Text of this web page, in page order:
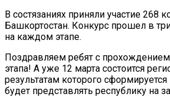
В состязаниях приняли участие 268
Башкортостан. Конкурс прошел в
на каждом этапе.
Поздравляем ребят с
этапа! А уже 12 марта состоится
результатам которого
будет представлять республику на